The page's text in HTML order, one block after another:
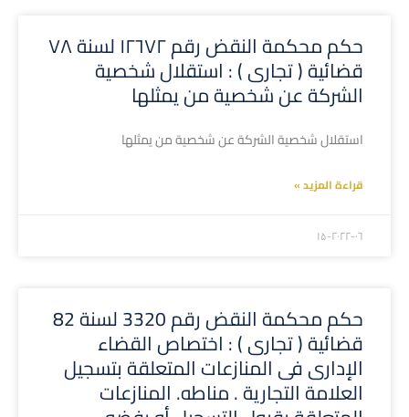
حكم محكمة النقض رقم ١٢٦٧٢ لسنة ٧٨
قضائية ( تجارى ) : استقلال شخصية
الشركة عن شخصية من يمثلها
استقلال شخصية الشركة عن شخصية من يمثلها
قراءة المزيد »
۲۰۲۲-۰٦-۱۵
حكم محكمة النقض رقم 3320 لسنة 82
قضائية ( تجارى ) : اختصاص القضاء
الإدارى فى المنازعات المتعلقة بتسجيل
العلامة التجارية . مناطه. المنازعات